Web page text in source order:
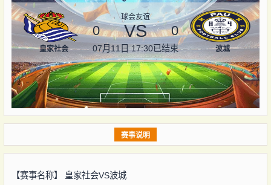
皇家社会
球会友谊
0 VS 0
07月11日 17:30已结束 波城
赛事说明
【赛事名称】 皇家社会VS波城